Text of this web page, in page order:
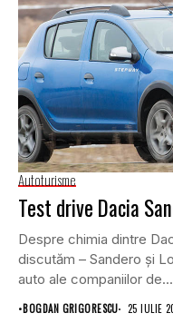
Autoturisme
Test drive Dacia
Despre chimia dintre
discutăm – Sandero și
auto ale companiilor de...
•BOGDAN GRIGORESCU 25 IULIE